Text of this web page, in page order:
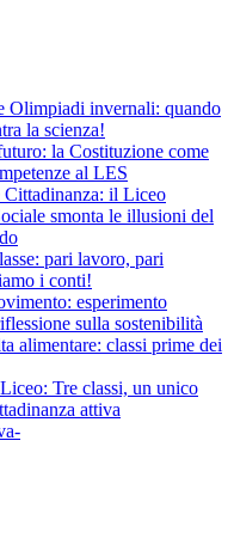
Olimpiadi invernali: quando
la scienza!
la Costituzione come
al LES
Cittadinanza: il Liceo
smonta le illusioni del
pari lavoro, pari
i conti!
esperimento
sulla sostenibilità
alimentare: classi prime dei
Tre classi, un unico
attiva